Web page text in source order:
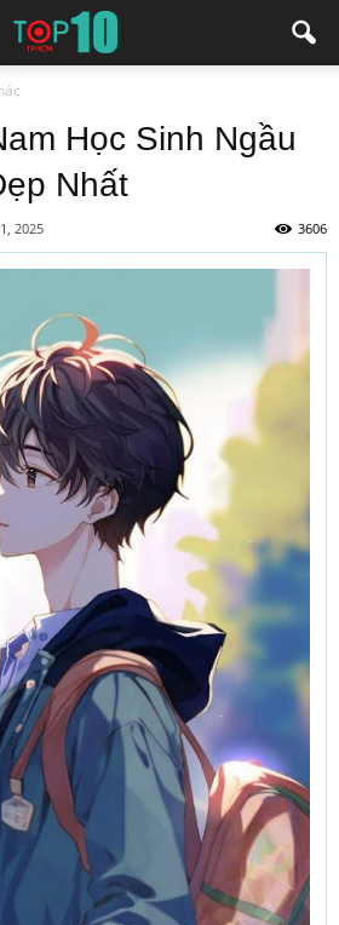
Học Sinh Ngầu
Nhất
2025 3606